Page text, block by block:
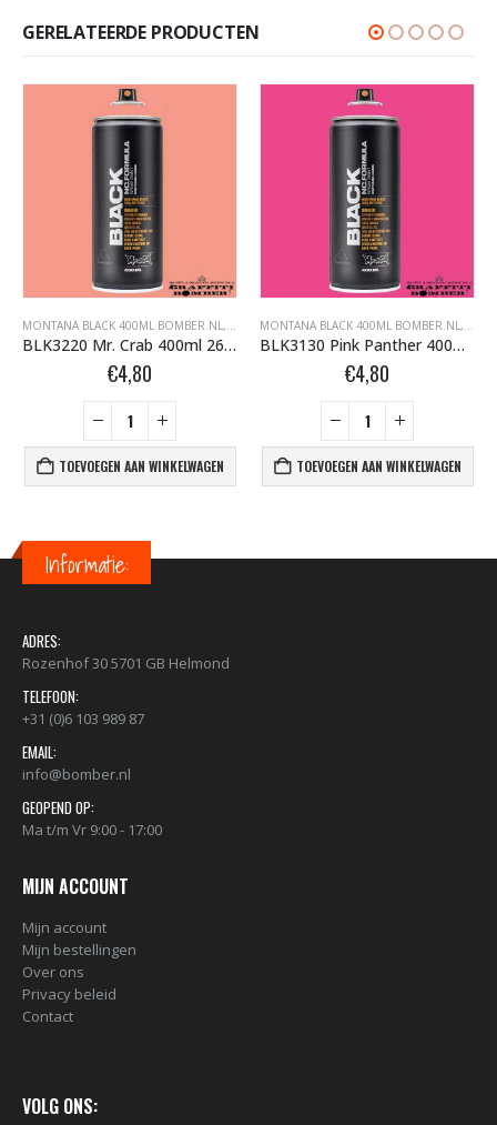
GERELATEERDE PRODUCTEN
SPUITBUSSEN
BLACK BOMBER.NL ,MONTANA GRAFFITI SPUITBUSSEN
MONTANA BLACK 400ML BOMBER.NL , MONTANA BLACK BOMBER.NL ,MONTANA
BLK3220 Mr. Crab 400ml 263644
€4,80
TOEVOEGEN AAN WINKELWAGEN
MONTANA BLACK 400ML BOMBER.NL ,
BLK3130 Pink Panther 400ml 263804
€4,80
TOEVOEGEN AAN WINKELWAGEN
Informatie:
ADRES:
Rozenhof 30 5701 GB Helmond
TELEFOON:
+31 (0)6 103 989 87
EMAIL:
info@bomber.nl
GEOPEND OP:
Ma t/m Vr 9:00 - 17:00
MIJN ACCOUNT
Mijn account
Mijn bestellingen
Over ons
Privacy beleid
Contact
VOLG ONS: